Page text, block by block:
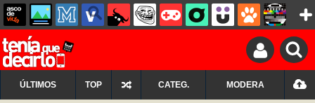
ÚLTIMOS TOP CATEG. MODERA